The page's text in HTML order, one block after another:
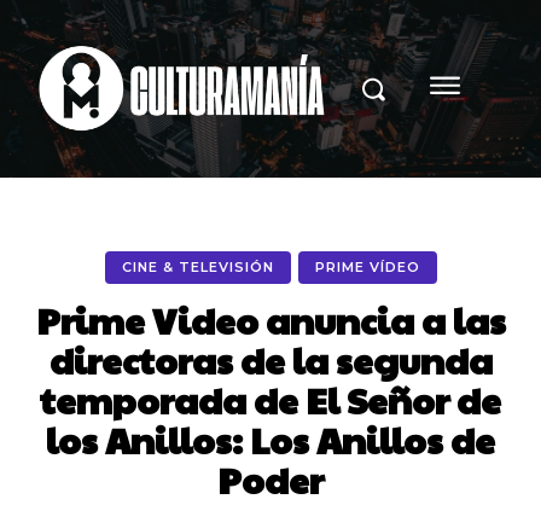
CINE & TELEVISIÓN PRIME VÍDEO
Prime Video anuncia a las
directoras de la segunda
temporada de El Señor de
los Anillos: Los Anillos de
Poder